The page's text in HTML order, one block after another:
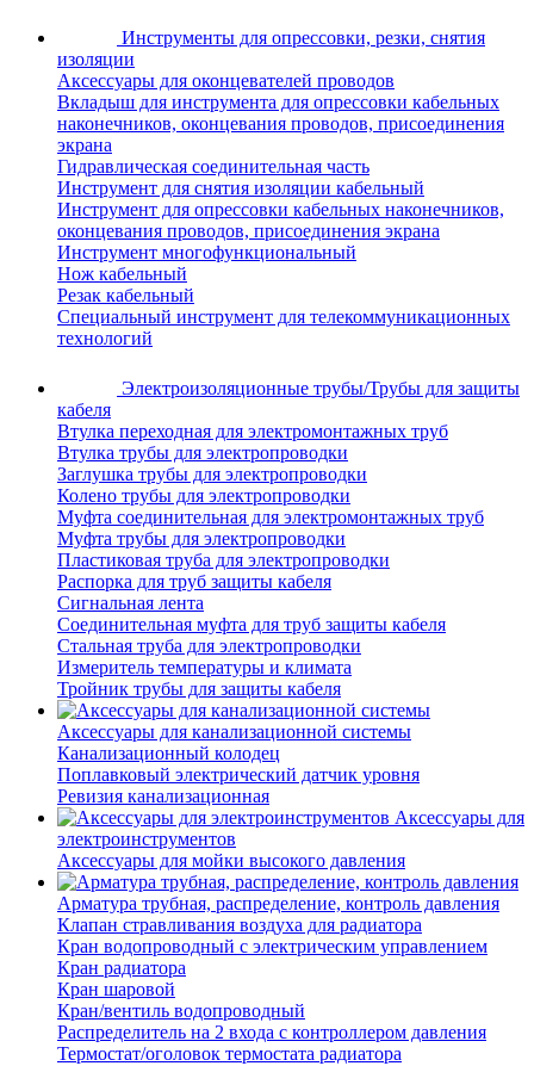
Инструменты для опрессовки, резки, снятия
изоляции
Аксессуары для оконцевателей проводов
Вкладыш для инструмента для опрессовки кабельных
наконечников, оконцевания проводов, присоединения
экрана
Гидравлическая соединительная часть
Инструмент для снятия изоляции кабельный
Инструмент для опрессовки кабельных наконечников,
оконцевания проводов, присоединения экрана
Инструмент многофункциональный
Нож кабельный
Резак кабельный
Специальный инструмент для телекоммуникационных
технологий
Электроизоляционные трубы/Трубы для защиты
кабеля
Втулка переходная для электромонтажных труб
Втулка трубы для электропроводки
Заглушка трубы для электропроводки
Колено трубы для электропроводки
Муфта соединительная для электромонтажных труб
Муфта трубы для электропроводки
Пластиковая труба для электропроводки
Распорка для труб защиты кабеля
Сигнальная лента
Соединительная муфта для труб защиты кабеля
Стальная труба для электропроводки
Измеритель температуры и климата
Тройник трубы для защиты кабеля
Аксессуары для канализационной системы
Канализационный колодец
Поплавковый электрический датчик уровня
Ревизия канализационная
Аксессуары для
электроинструментов
Аксессуары для мойки высокого давления
Арматура трубная, распределение, контроль давления
Клапан стравливания воздуха для радиатора
Кран водопроводный с электрическим управлением
Кран радиатора
Кран шаровой
Кран/вентиль водопроводный
Распределитель на 2 входа с контроллером давления
Термостат/оголовок термостата радиатора